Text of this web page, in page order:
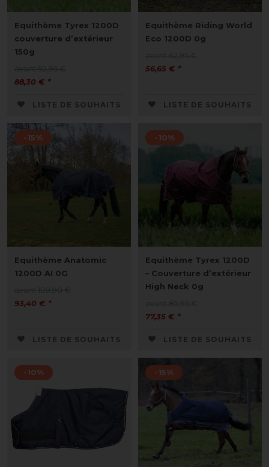
Equithème Tyrex 1200D
couverture d’extérieur
150g
88,30 € *
LISTE DE SOUHAITS
Equithème Riding World
Eco 1200D 0g
56,65 € *
LISTE DE SOUHAITS
-15%
Equithème Anatomic
1200D AI 0G
93,40 € *
LISTE DE SOUHAITS
-10%
Equithème Tyrex 1200D
– Couverture d’extérieur
High Neck 0g
77,35 € *
LISTE DE SOUHAITS
-10% -15%